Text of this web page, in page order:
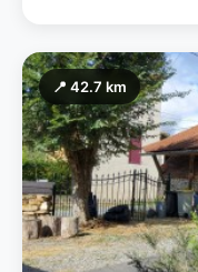
📍 42.7 km